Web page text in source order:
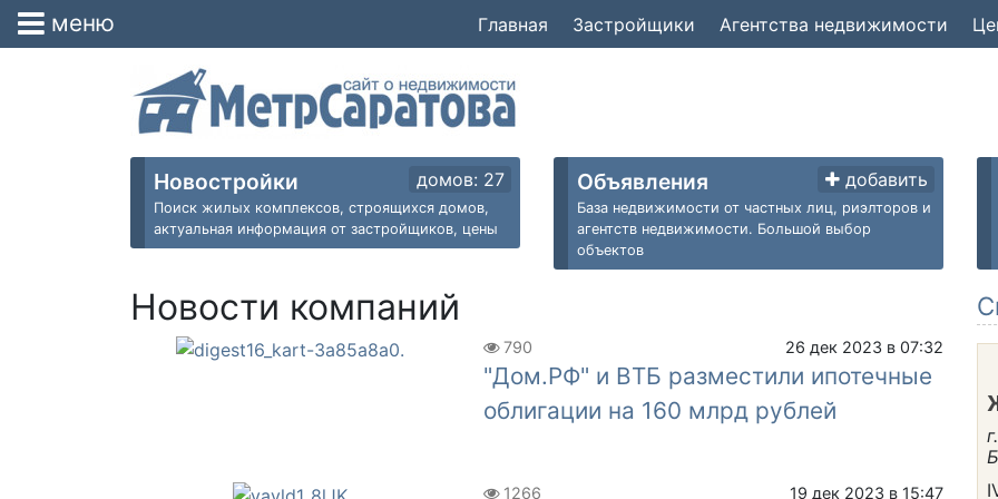
меню Главная Застройщики Агентства недвижимости
домов: 27
Новостройки
Поиск жилых комплексов, строящихся домов,
актуальная информация от застройщиков, цены
добавить
Объявления
База недвижимости от частных лиц, риэлторов и
агентств недвижимости. Большой выбор
объектов
Новости компаний
26 дек 2023 в 07:32
790
"Дом.РФ" и ВТБ разместили ипотечные
облигации на 160 млрд рублей
19 дек 2023 в 15:47
1266